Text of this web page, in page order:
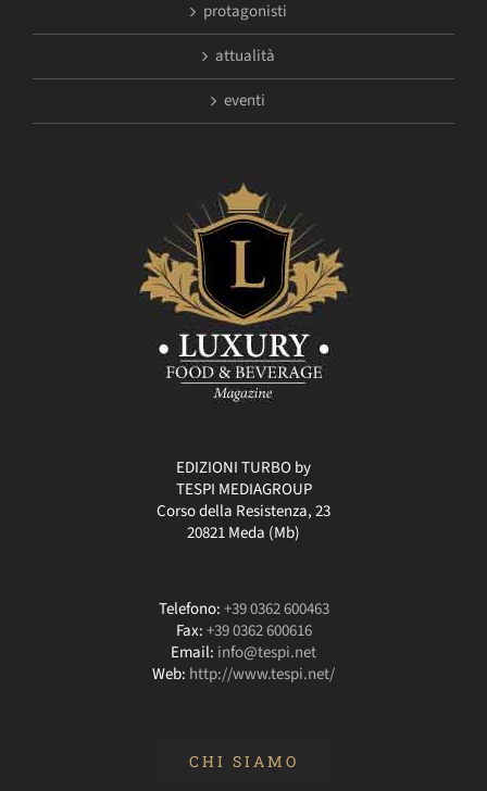
protagonisti
attualità
eventi
EDIZIONI TURBO by
TESPI MEDIAGROUP
Corso della Resistenza, 23
20821 Meda (Mb)
Telefono:+39 0362 600463
Fax:+39 0362 600616
Email: info@tespi.net
Web: http://www.tespi.net/
CHI SIAMO